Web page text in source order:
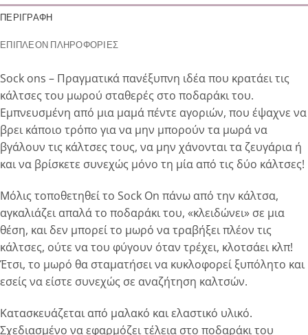
ΠΕΡΙΓΡΑΦΉ
ΕΠΙΠΛΈΟΝ ΠΛΗΡΟΦΟΡΊΕΣ
Sock ons – Πραγματικά πανέξυπνη ιδέα που κρατάει τις
κάλτσες του μωρού σταθερές στο ποδαράκι του.
Εμπνευσμένη από μια μαμά πέντε αγοριών, που έψαχνε να
βρει κάποιο τρόπο για να μην μπορούν τα μωρά να
βγάλουν τις κάλτσες τους, να μην χάνονται τα ζευγάρια ή
και να βρίσκετε συνεχώς μόνο τη μία από τις δύο κάλτσες!
Μόλις τοποθετηθεί το Sock On πάνω από την κάλτσα,
αγκαλιάζει απαλά το ποδαράκι του, «κλειδώνει» σε μια
θέση, και δεν μπορεί το μωρό να τραβήξει πλέον τις
κάλτσες, ούτε να του φύγουν όταν τρέχει, κλοτσάει κλπ!
Έτσι, το μωρό θα σταματήσει να κυκλοφορεί ξυπόλητο και
εσείς να είστε συνεχώς σε αναζήτηση καλτσών.
Κατασκευάζεται από μαλακό και ελαστικό υλικό.
Σχεδιασμένο να εφαρμόζει τέλεια στο ποδαράκι του